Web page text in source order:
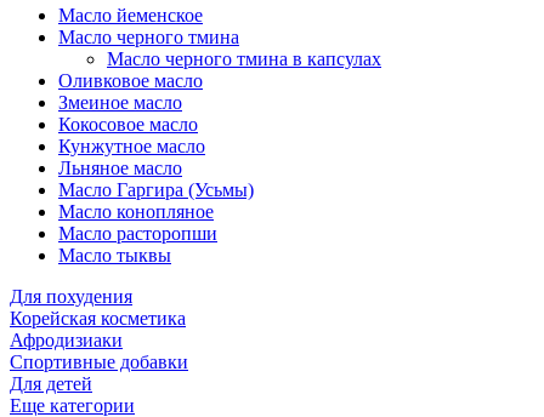
Масло йеменское
Масло черного тмина
Масло черного тмина в капсулах
Оливковое масло
Змеиное масло
Кокосовое масло
Кунжутное масло
Льняное масло
Масло Гаргира (Усьмы)
Масло конопляное
Масло расторопши
Масло тыквы
Для похудения
Корейская косметика
Афродизиаки
Спортивные добавки
Для детей
Еще категории